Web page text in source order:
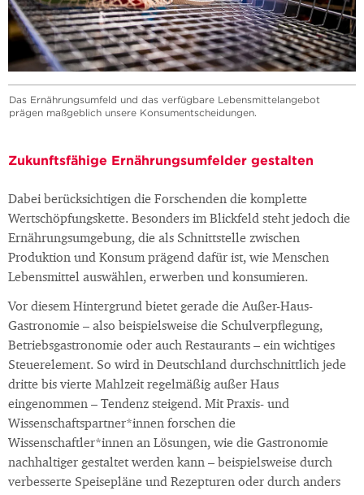
Das Ernährungsumfeld und das verfügbare Lebensmittelangebot
prägen maßgeblich unsere Konsumentscheidungen.
Zukunftsfähige Ernährungsumfelder gestalten
Dabei berücksichtigen die Forschenden die komplette
Wertschöpfungskette. Besonders im Blickfeld steht jedoch die
Ernährungsumgebung, die als Schnittstelle zwischen
Produktion und Konsum prägend dafür ist, wie Menschen
Lebensmittel auswählen, erwerben und konsumieren.
Vor diesem Hintergrund bietet gerade die Außer-Haus-
Gastronomie – also beispielsweise die Schulverpflegung,
Betriebsgastronomie oder auch Restaurants – ein wichtiges
Steuerelement. So wird in Deutschland durchschnittlich jede
dritte bis vierte Mahlzeit regelmäßig außer Haus
eingenommen – Tendenz steigend. Mit Praxis- und
Wissenschaftspartner*innen forschen die
Wissenschaftler*innen an Lösungen, wie die Gastronomie
nachhaltiger gestaltet werden kann – beispielsweise durch
verbesserte Speisepläne und Rezepturen oder durch anders